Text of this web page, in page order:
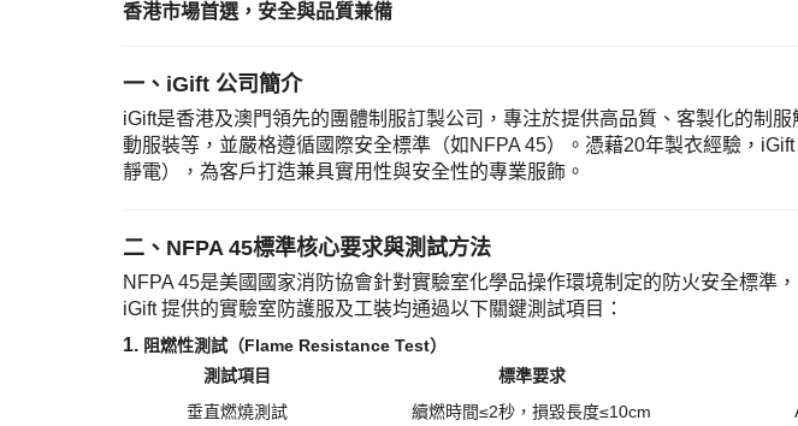
香港市場首選，安全與品質兼備
一、 iGift 公司簡介
iGift是香港及澳門領先的團體制服訂製公司，專注於提供高品質、客製化的制
動服裝等，並嚴格遵循國際安全標準（如NFPA 45）。憑藉20年製衣經驗，
靜電），為客戶打造兼具實用性與安全性的專業服飾。
二、 NFPA 45標準核心要求與測試方法
NFPA 45是美國國家消防協會針對實驗室化學品操作環境制定的防火安全標準
iGift 提供的實驗室防護服及工裝均通過以下關鍵測試項目：
1. ​ 阻燃性測試（Flame Resistance Test）​
測試項目
標準要求
垂直燃燒測試
續燃時間≤2秒，損毀長度≤10cm